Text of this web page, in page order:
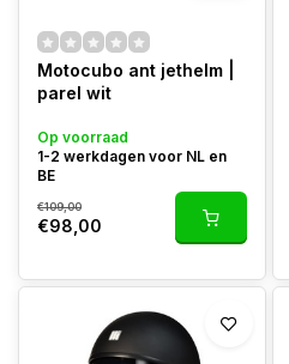
Motocubo ant jethelm |
parel wit
Op voorraad
1-2 werkdagen voor NL en
BE
€109,00
€98,00